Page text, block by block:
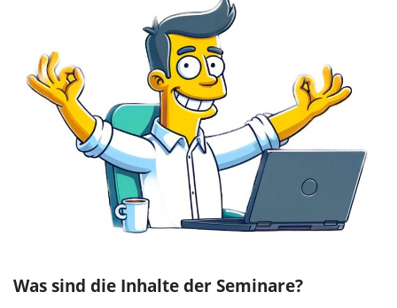
Was sind die Inhalte der Seminare?